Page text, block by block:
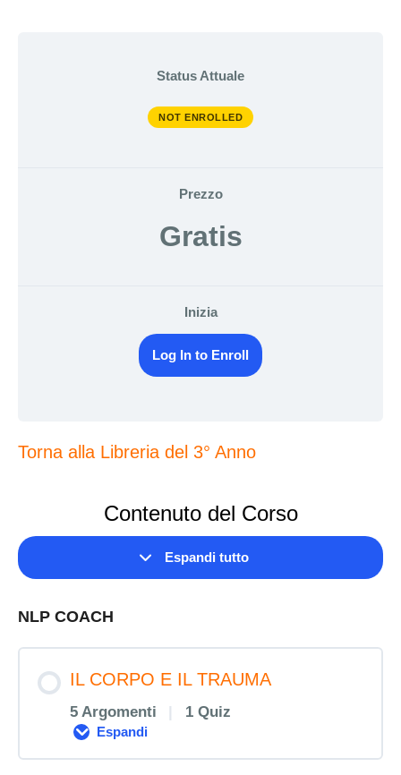
Status Attuale
NOT ENROLLED
Prezzo
Gratis
Inizia
Log In to Enroll
Torna alla Libreria del 3° Anno
Contenuto del Corso
Espandi tutto
Lezioni
NLP COACH
IL CORPO E IL TRAUMA
5 Argomenti 1 Quiz
Espandi
IL
CORPO